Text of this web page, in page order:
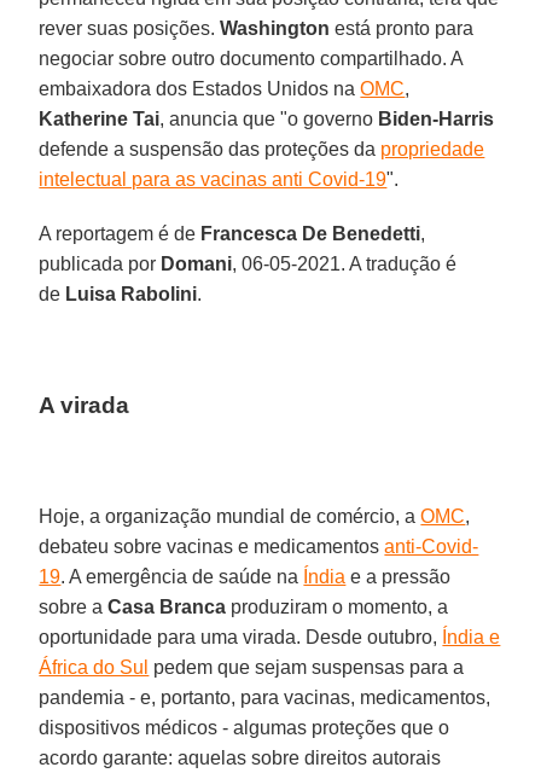
rever suas posições.Washington está pronto para
negociar sobre outro documento compartilhado. A
embaixadora dos Estados Unidos naOMC,
Katherine Tai, anuncia que "o governo Biden-Harris
defende a suspensão das proteções da propriedade
intelectual para as vacinas anti Covid-19".
A reportagem é de Francesca De Benedetti,
publicada por Domani, 06-05-2021. A tradução é
de Luisa Rabolini.
A virada
Hoje, a organização mundial de comércio, aOMC,
debateu sobre vacinas e medicamentosanti-Covid-
19. A emergência de saúde na Índia e a pressão
sobre aCasa Branca produziram o momento, a
oportunidade para uma virada. Desde outubro, Índia e
África do Sul pedem que sejam suspensas para a
pandemia - e, portanto, para vacinas, medicamentos,
dispositivos médicos - algumas proteções que o
acordo garante: aquelas sobre direitos autorais